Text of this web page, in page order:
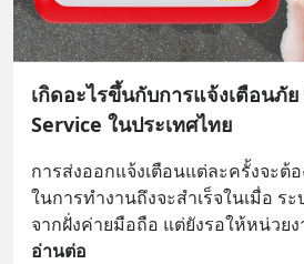
เกิดอะไรขึ้นกับการแจ้งเตือนภั
Service ในประเทศไทย
การส่งออกแจ้งเตือนแต่ละครั้งจะต้
ในการทำงานถึงจะสำเร็จในเมื่อ ร
จากฝั่งค่ายมือถือ แต่ยังรอให้หน่วย
อ่านต่อ